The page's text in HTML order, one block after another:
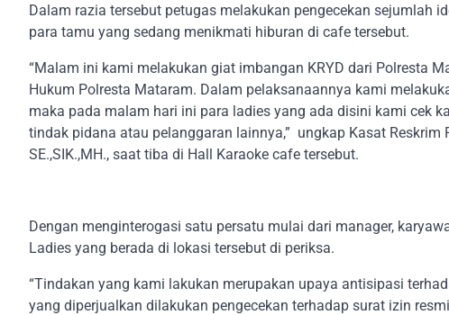
Dalam razia tersebut petugas melakukan pengecekan sejumlah
para tamu yang sedang menikmati hiburan di cafe tersebut.
“Malam ini kami melakukan giat imbangan KRYD dari Polresta
Hukum Polresta Mataram. Dalam pelaksanaannya kami
maka pada malam hari ini para ladies yang ada disini kami cek
tindak pidana atau pelanggaran lainnya,” ungkap Kasat
SE.,SIK.,MH., saat tiba di Hall Karaoke cafe tersebut.
Dengan menginterogasi satu persatu mulai dari manager,
Ladies yang berada di lokasi tersebut di periksa.
“Tindakan yang kami lakukan merupakan upaya antisipasi
yang diperjualkan dilakukan pengecekan terhadap surat izin